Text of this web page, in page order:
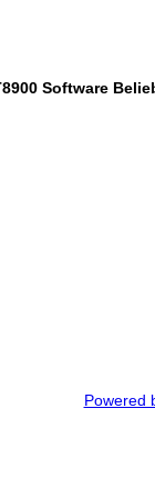
Software
Powered